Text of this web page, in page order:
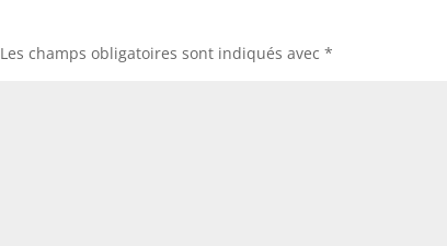
Les champs obligatoires sont indiqués avec*